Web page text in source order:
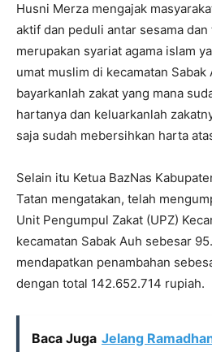
Husni Merza mengajak
aktif dan peduli antar sesama
merupakan syariat agama islam
umat muslim di kecamatan Sabak
bayarkanlah zakat yang mana
hartanya dan keluarkanlah
saja sudah mebersihkan harta
Selain itu Ketua BazNas
Tatan mengatakan, telah
Unit Pengumpul Zakat (UPZ)
kecamatan Sabak Auh sebesar
mendapatkan penambahan
dengan total 142.652.714 rupiah.
Baca Juga Jelang